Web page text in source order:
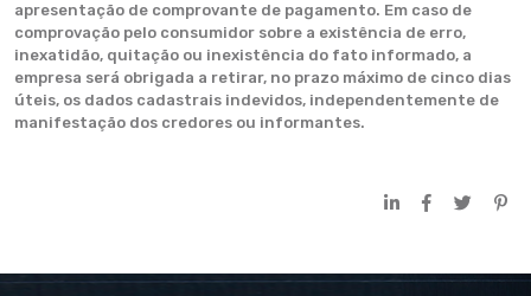
apresentação de comprovante de pagamento. Em caso de
comprovação pelo consumidor sobre a existência de erro,
inexatidão, quitação ou inexistência do fato informado, a
empresa será obrigada a retirar, no prazo máximo de cinco dias
úteis, os dados cadastrais indevidos, independentemente de
manifestação dos credores ou informantes.